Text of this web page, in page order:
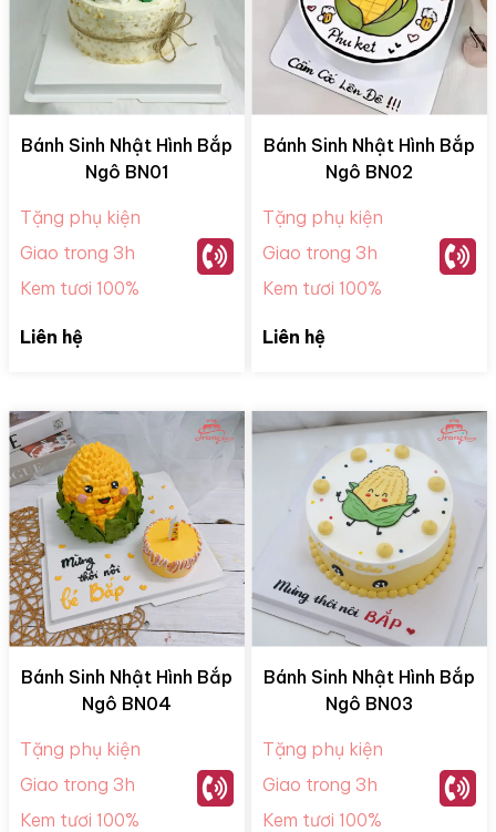
Bánh Sinh Nhật Hình Bắp
Ngô BN01
Tặng phụ kiện
Giao trong 3h
Kem tươi 100%
Liên hệ
Bánh Sinh Nhật Hình Bắp
Ngô BN02
Tặng phụ kiện
Giao trong 3h
Kem tươi 100%
Liên hệ
Bánh Sinh Nhật Hình Bắp
Ngô BN04
Tặng phụ kiện
Giao trong 3h
Kem tươi 100%
Bánh Sinh Nhật Hình Bắp
Ngô BN03
Tặng phụ kiện
Giao trong 3h
Kem tươi 100%